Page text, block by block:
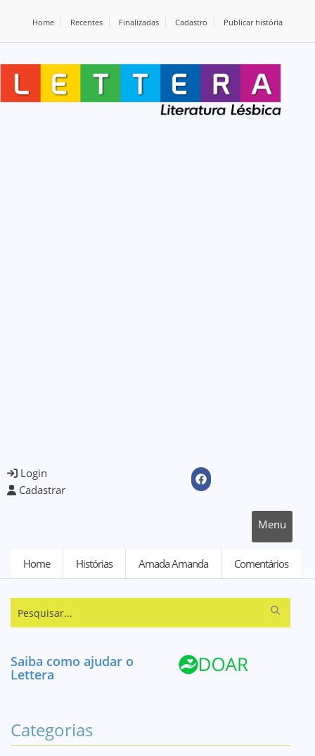
Home Recentes Finalizadas Cadastro Publicar história
Login
Cadastrar
Menu
Home Histórias Amada Amanda Comentários
Saiba como ajudar o
Lettera
Categorias